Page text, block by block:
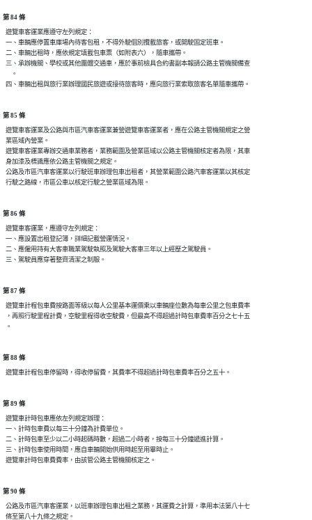
第 84 條
  遊覽車客運業應遵守左列規定：
  一、車輛應停置車庫場內待客包租，不得外駛個別攬載旅客，或開駛固定班車。
  二、車輛出租時，應依規定填載包車票（如附表六），隨車攜帶。
  三、承辦機關、學校或其他團體交通車，應於事前檢具合約書副本報請公路主管機關備查
      。
第 85 條
  遊覽車客運業及公路與市區汽車客運業兼營遊覽車客運業者，應在公路主管機關規定之營
  業區域內營業。
  遊覽車客運業專辦交通車業務者，業務範圍及營業區域以公路主管機關核定者為限，其車
  身加漆及標識應依公路主管機關之規定。
  公路及市區汽車客運業以行駛班車辦理包車出租者，其營業範圍公路汽車客運業以其核定
第 86 條
  遊覽車客運業，應遵守左列規定：
  一、應設置出租登記簿，詳細記載營運情況。
  二、應僱用持有大客車職業駕駛執照及駕駛大客車三年以上經歷之駕駛員。
第 87 條
  遊覽車計程包車費按路面等級以每人公里基本運價乘以車輛座位數為每車公里之包車費率
  ，再照行駛里程計費，空駛里程得收空駛費，但最高不得超過計時包車費率百分之七十五
第 88 條
第 89 條
  遊覽車計時包車應依左列規定辦理：
  一、計時包車費以每三十分鐘為計費單位。
  二、計時包車至少以二小時起碼時數，超過二小時者，按每三十分鐘遞進計算。
  三、計時包車使用時間，應自車輛開始供用時起至用畢時止。
第 90 條
  公路及市區汽車客運業，以班車辦理包車出租之業務，其運費之計算，準用本法第八十七